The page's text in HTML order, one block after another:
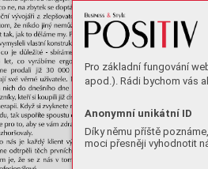
Pro základní fungování
apod.). Rádi bychom vás
Anonymní unikátní ID
Díky němu příště
moci přesněji vyhodnotit